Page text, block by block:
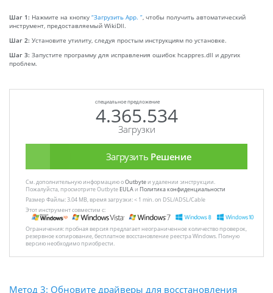
Шаг 1: Нажмите на кнопку “Загрузить App. ”, чтобы получить автоматический
инструмент, предоставляемый WikiDll.
Шаг 2: Установите утилиту, следуя простым инструкциям по установке.
Шаг 3: Запустите программу для исправления ошибок hcappres.dll и других
проблем.
специальное предложение
4.365.534
Загрузки
Загрузить Решение
См. дополнительную информацию оOutbyteи удалении :инструкции.
Пожалуйста, просмотрите Outbyte EULAи Политика конфиденциальности
Размер Файлы: 3.04 MB, время загрузки: < 1 min. on DSL/ADSL/Cable
Этот инструмент совместим с:
Ограничения: пробная версия предлагает неограниченное количество проверок,
резервное копирование, бесплатное восстановление реестра Windows. Полную
версию необходимо приобрести.
Метод 3: Обновите драйверы для восстановления